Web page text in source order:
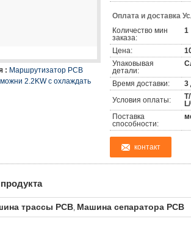
: Маршрутизатор PCB
2.2KW с охлаждать
Оплата и доставка
Количество мин
заказа:
1
Цена:
Упаковывая
детали:
Время доставки:
3
Условия оплаты:
Поставка
способности:
контакт
трассы PCB, Машина сепаратора PCB